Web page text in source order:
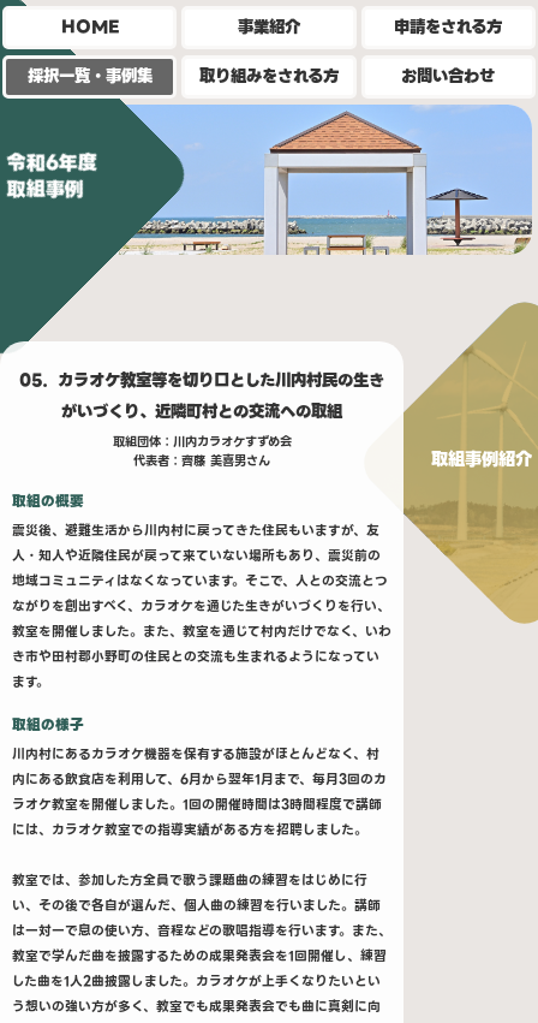
HOME 事業紹介
申請をされる方
採択一覧・事例集
取り組みをされる方 お問い合わせ
令和6年度
取組事例
05．カラオケ教室等を切り口とした川内村民の生き
がいづくり、近隣町村との交流への取組
取組団体：川内カラオケすずめ会
代表者：齊藤 美喜男さん
取組の概要
震災後、避難生活から川内村に戻ってきた住民もいますが、友
人・知人や近隣住民が戻って来ていない場所もあり、震災前の
地域コミュニティはなくなっています。そこで、人との交流とつ
ながりを創出すべく、カラオケを通じた生きがいづくりを行い、
教室を開催しました。また、教室を通じて村内だけでなく、いわ
き市や田村郡小野町の住民との交流も生まれるようになってい
ます。
取組の様子
川内村にあるカラオケ機器を保有する施設がほとんどなく、村
内にある飲食店を利用して、6月から翌年1月まで、毎月3回のカ
ラオケ教室を開催しました。1回の開催時間は3時間程度で講師
には、カラオケ教室での指導実績がある方を招聘しました。
教室では、参加した方全員で歌う課題曲の練習をはじめに行
い、その後で各自が選んだ、個人曲の練習を行いました。講師
は一対一で息の使い方、音程などの歌唱指導を行います。また、
教室で学んだ曲を披露するための成果発表会を1回開催し、練習
した曲を1人2曲披露しました。カラオケが上手くなりたいとい
う想いの強い方が多く、教室でも成果発表会でも曲に真剣に向
取組事例紹介